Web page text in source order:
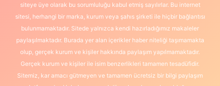
siteye üye olarak bu sorumluluğu kabul etmiş sayılırlar. Bu internet
sitesi, herhangi bir marka, kurum veya şahıs şirketi ile hiçbir bağlantısı
bulunmamaktadır. Sitede yalnızca kendi hazırladığımız makaleler
paylaşılmaktadır. Burada yer alan içerikler haber niteliği taşımamakta
olup, gerçek kurum ve kişiler hakkında paylaşım yapılmamaktadır.
Gerçek kurum ve kişiler ile isim benzerlikleri tamamen tesadüfidir.
Sitemiz, kar amacı gütmeyen ve tamamen ücretsiz bir bilgi paylaşım